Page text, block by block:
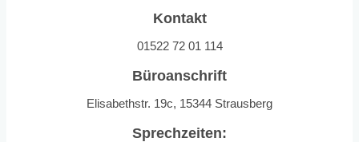
Kontakt
01522 72 01 114
Büroanschrift
Elisabethstr. 19c, 15344 Strausberg
Sprechzeiten: